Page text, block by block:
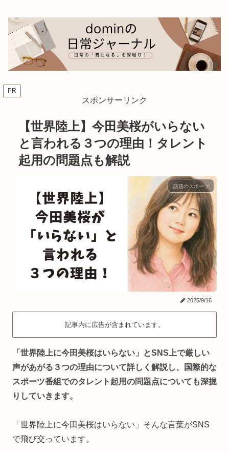
PR
スポンサーリンク
【世界陸上】今田美桜がいらない
と言われる３つの理由！タレント
起用の問題点も解説
話題のスポーツ
2025/9/16
記事内に広告が含まれています。
「世界陸上に今田美桜はいらない」とSNS上で厳しい
声があがる３つの理由について詳しく解説し、国際的な
スポーツ番組でのタレント起用の問題点についても深掘
りしていきます。
「世界陸上に今田美桜はいらない」そんな言葉がSNS
で飛び交っています。